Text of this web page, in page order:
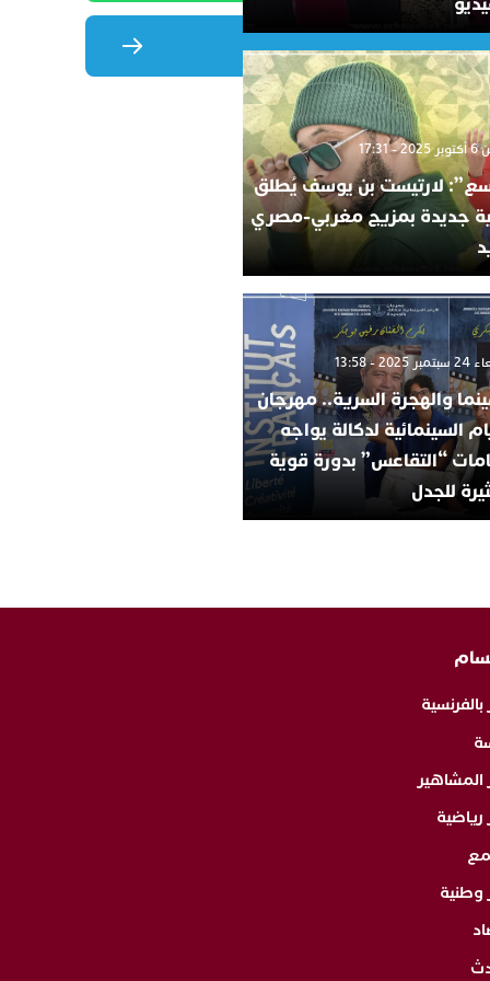
- 17:31
لارتيست بن يوسف يُطلق
جديدة بمزيج مغربي-مصري
- 13:58
والهجرة السرية.. مهرجان
السينمائية لدكالة يواجه
“التقاعس” بدورة قوية
للجدل
بالفرنسية
المشاهير
رياضية
وطنية